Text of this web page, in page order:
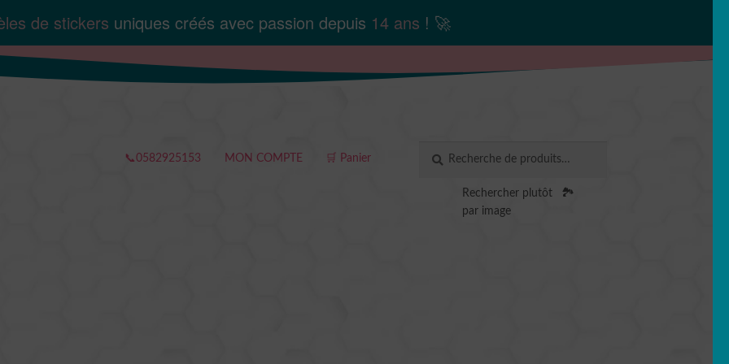
de stickers uniques créés avec passion depuis 14 ans ! 🚀
📞0582925153 MON COMPTE 🛒 Panier
pour :
RECHERCHE
Rechercher plutôt
par image
🏞️